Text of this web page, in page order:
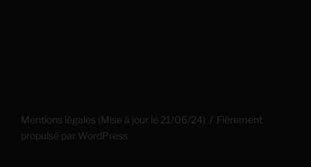
Mentions légales (Mise à jour le 21/06/24)
Fièrement
propulsé par WordPress